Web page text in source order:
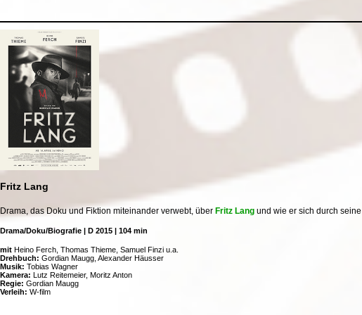
Fritz Lang
Drama, das Doku und Fiktion miteinander verwebt, über Fritz Lang und wie er sich durch
Drama/Doku/Biografie | D 2015 | 104 min
mit Heino Ferch, Thomas Thieme, Samuel Finzi u.a.
Drehbuch: Gordian Maugg, Alexander Häusser
Musik: Tobias Wagner
Kamera: Lutz Reitemeier, Moritz Anton
Regie: Gordian Maugg
Verleih: W-film